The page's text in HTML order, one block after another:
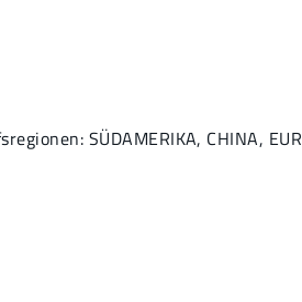
SÜDAMERIKA, CHINA,